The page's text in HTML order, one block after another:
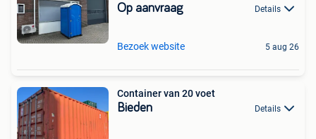
Op aanvraag Details
Bezoek website 5 aug 26
Container van 20 voet
Bieden Details